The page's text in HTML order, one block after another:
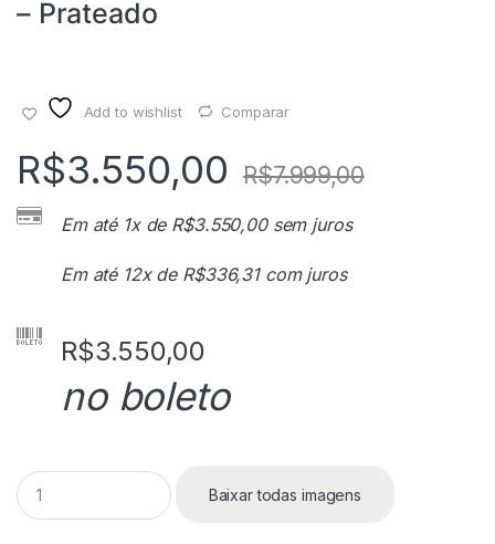
– Prateado
Add to wishlist Comparar
R$3.550,00 R$7.999,00
Em até 1x de R$3.550,00sem juros
Em até 12x de R$336,31com juros
R$3.550,00
no boleto
Q
u
a
Baixar todas imagens